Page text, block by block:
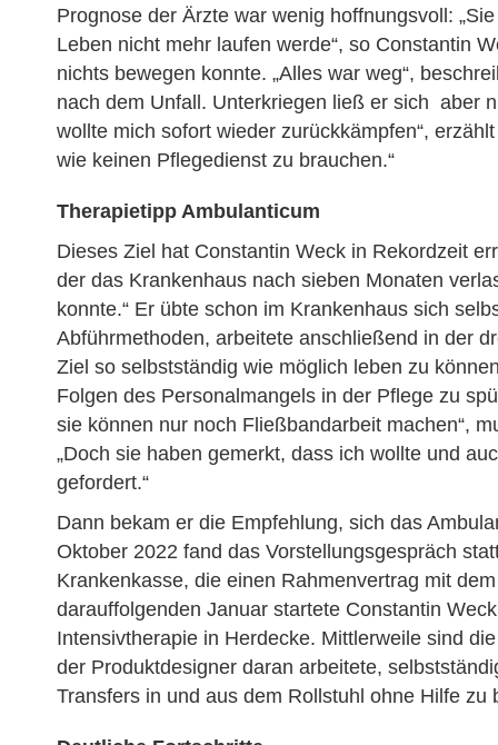
Prognose der Ärzte war wenig hoffnungsvoll:
Leben nicht mehr laufen werde“, so Constantin
nichts bewegen konnte. „Alles war weg“,
nach dem Unfall. Unterkriegen ließ er sich aber
wollte mich sofort wieder zurückkämpfen“,
wie keinen Pflegedienst zu brauchen.“
Therapietipp Ambulanticum
Dieses Ziel hat Constantin Weck in Rekordzeit
der das Krankenhaus nach sieben Monaten
konnte.“ Er übte schon im Krankenhaus sich
Abführmethoden, arbeitete anschließend in der
Ziel so selbstständig wie möglich leben zu
Folgen des Personalmangels in der Pflege zu
sie können nur noch Fließbandarbeit machen“,
„Doch sie haben gemerkt, dass ich wollte und
gefordert.“
Dann bekam er die Empfehlung, sich das
Oktober 2022 fand das Vorstellungsgespräch
Krankenkasse, die einen Rahmenvertrag mit
darauffolgenden Januar startete Constantin
Intensivtherapie in Herdecke. Mittlerweile sind
der Produktdesigner daran arbeitete,
Transfers in und aus dem Rollstuhl ohne Hilfe zu